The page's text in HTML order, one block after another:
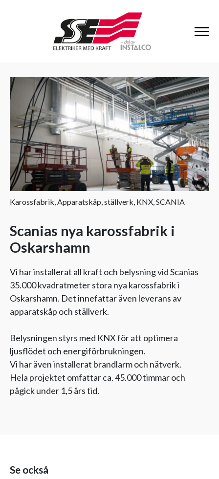
Karossfabrik, Apparatskåp, ställverk, KNX, SCANIA
Scanias nya karossfabrik i
Oskarshamn
Vi har installerat all kraft och belysning vid Scanias
35.000 kvadratmeter stora nya karossfabrik i
Oskarshamn. Det innefattar även leverans av
apparatskåp och ställverk.
Belysningen styrs med KNX för att optimera
ljusflödet och energiförbrukningen.
Vi har även installerat brandlarm och nätverk.
Hela projektet omfattar ca. 45.000 timmar och
pågick under 1,5 års tid.
Se också